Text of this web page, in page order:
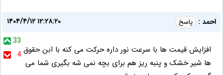
احمد : پاسخ
۱۴۰۴/۴/۱۲ ۱۲:۲۸:۲۰
33
4 افزایش قیمت ها با سرعت نور داره حرکت می کنه با ابن حقوق
ها شیر خشک و پنبه ریز هم برای بچه نمی شه بگیری شما می